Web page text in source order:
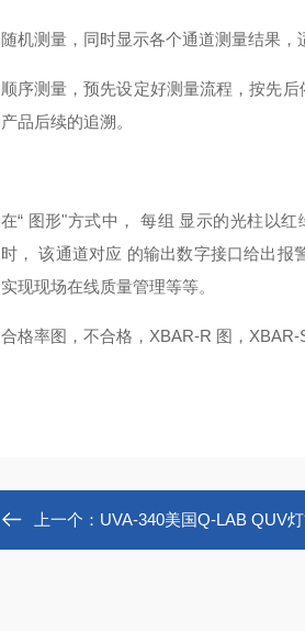
随机测量，同时显示各个通道测量结果，
顺序测量，预先设定好测量流程，按先
产品后续的追溯。
在“ 图形"方式中， 每组 显示的光柱以
时， 该通道对应 的输出数字接口给出报
实现现场在线质量管理等等。
合格率图，不合格，XBAR-R 图，
上一个： UVA-340美国Q-LAB QUV灯管紫外老